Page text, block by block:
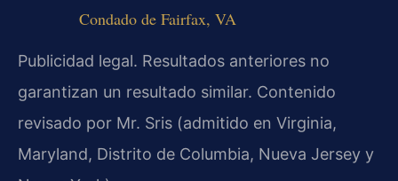
Condado de Fairfax, VA
Publicidad legal. Resultados anteriores no
garantizan un resultado similar. Contenido
revisado por Mr. Sris (admitido en Virginia,
Maryland, Distrito de Columbia, Nueva Jersey y